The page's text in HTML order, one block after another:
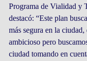
Programa de Vialidad y
destacó: “Este plan
más segura en la ciudad,
ambicioso pero
ciudad tomando en